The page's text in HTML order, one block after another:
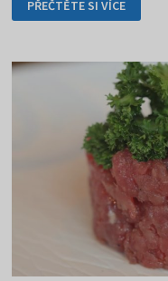
OMÁČKA
–
PŘÍPRAVOU
NEJDÁL
PŘEČTĚTE SI VÍCE